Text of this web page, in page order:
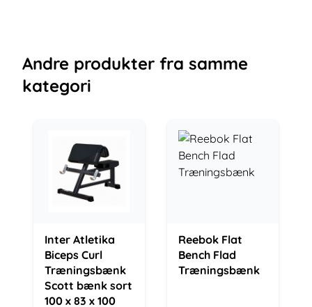
Andre produkter fra samme
kategori
Inter Atletika
Biceps Curl
Træningsbænk
Scott bænk sort
100 x 83 x 100
Reebok Flat
Bench Flad
Træningsbænk